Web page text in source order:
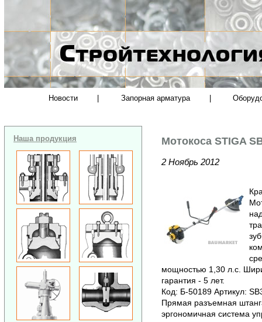
Новости Запорная арматура
Наша продукция Мотокоса STIGA
2 Ноябрь 2012
мощностью 1,30 л.с.
гарантия - 5 лет.
Код: Б-50189 Артикул:
Прямая разъемная
эргономичная система